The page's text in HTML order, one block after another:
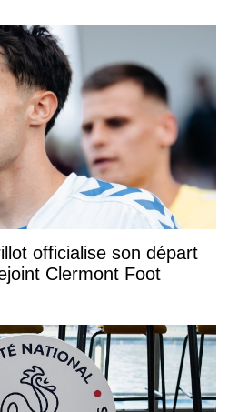
officialise son départ
Clermont Foot